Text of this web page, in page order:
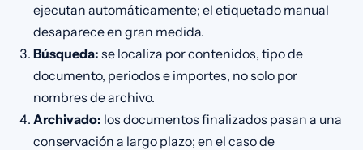
ejecutan automáticamente; el etiquetado manual
desaparece en gran medida.
Búsqueda: se localiza por contenidos, tipo de
documento, periodos e importes, no solo por
nombres de archivo.
Archivado: los documentos finalizados pasan a una
conservación a largo plazo; en el caso de